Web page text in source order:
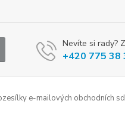
Nevíte si rady?
+420 775 38
e-mailových obchodních